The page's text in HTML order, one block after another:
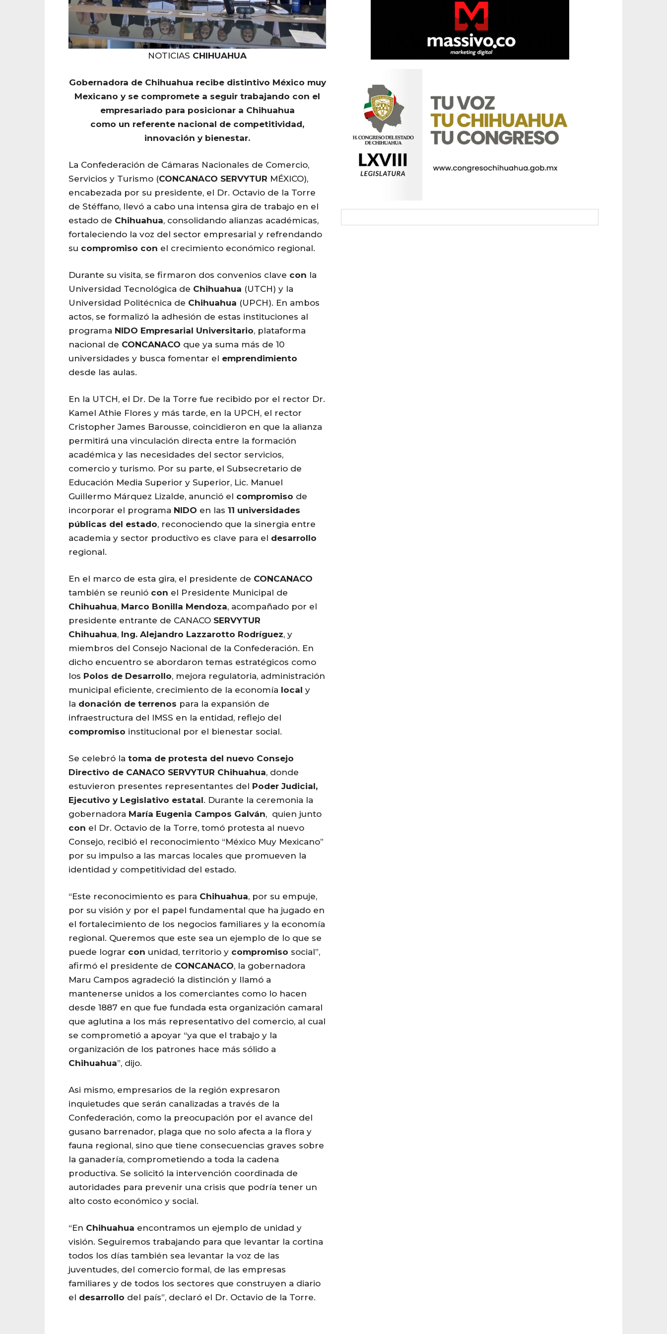
NOTICIAS CHIHUAHUA
Gobernadora de Chihuahua recibe distintivo México muy
Mexicano y se compromete a seguir trabajando con el
empresariado para posicionar a Chihuahua
como un referente nacional de competitividad,
innovación y bienestar.
La Confederación de Cámaras Nacionales de Comercio,
Servicios y Turismo (CONCANACO SERVYTUR MÉXICO),
encabezada por su presidente, el Dr. Octavio de la Torre
de Stéffano, llevó a cabo una intensa gira de trabajo en el
estado de Chihuahua, consolidando alianzas académicas,
fortaleciendo la voz del sector empresarial y refrendando
su compromiso con el crecimiento económico regional.
Durante su visita, se firmaron dos convenios clave con la
Universidad Tecnológica de Chihuahua (UTCH) y la
Universidad Politécnica de Chihuahua (UPCH). En ambos
actos, se formalizó la adhesión de estas instituciones al
programa NIDO Empresarial Universitario, plataforma
nacional de CONCANACO que ya suma más de 10
universidades y busca fomentar el emprendimiento
desde las aulas.
En la UTCH, el Dr. De la Torre fue recibido por el rector Dr.
Kamel Athie Flores y más tarde, en la UPCH, el rector
Cristopher James Barousse, coincidieron en que la alianza
permitirá una vinculación directa entre la formación
académica y las necesidades del sector servicios,
comercio y turismo. Por su parte, el Subsecretario de
Educación Media Superior y Superior, Lic. Manuel
Guillermo Márquez Lizalde, anunció el compromiso de
incorporar el programa NIDO en las 11 universidades
públicas del estado, reconociendo que la sinergia entre
academia y sector productivo es clave para el desarrollo
regional.
En el marco de esta gira, el presidente de CONCANACO
también se reunió con el Presidente Municipal de
Chihuahua, Marco Bonilla Mendoza, acompañado por el
presidente entrante de CANACO SERVYTUR
Chihuahua, Ing. Alejandro Lazzarotto Rodríguez, y
miembros del Consejo Nacional de la Confederación. En
dicho encuentro se abordaron temas estratégicos como
los Polos de Desarrollo, mejora regulatoria, administración
municipal eficiente, crecimiento de la economía local y
la donación de terrenos para la expansión de
infraestructura del IMSS en la entidad, reflejo del
compromiso institucional por el bienestar social.
Se celebró la toma de protesta del nuevo Consejo
Directivo de CANACO SERVYTUR Chihuahua, donde
estuvieron presentes representantes del Poder Judicial,
Ejecutivo y Legislativo estatal. Durante la ceremonia la
gobernadora María Eugenia Campos Galván, quien junto
con el Dr. Octavio de la Torre, tomó protesta al nuevo
Consejo, recibió el reconocimiento “México Muy Mexicano”
por su impulso a las marcas locales que promueven la
identidad y competitividad del estado.
“Este reconocimiento es para Chihuahua, por su empuje,
por su visión y por el papel fundamental que ha jugado en
el fortalecimiento de los negocios familiares y la economía
regional. Queremos que este sea un ejemplo de lo que se
puede lograr con unidad, territorio y compromiso social”,
afirmó el presidente de CONCANACO, la gobernadora
Maru Campos agradeció la distinción y llamó a
mantenerse unidos a los comerciantes como lo hacen
desde 1887 en que fue fundada esta organización camaral
que aglutina a los más representativo del comercio, al cual
se comprometió a apoyar “ya que el trabajo y la
organización de los patrones hace más sólido a
Chihuahua”, dijo.
Asi mismo, empresarios de la región expresaron
inquietudes que serán canalizadas a través de la
Confederación, como la preocupación por el avance del
gusano barrenador, plaga que no solo afecta a la flora y
fauna regional, sino que tiene consecuencias graves sobre
la ganadería, comprometiendo a toda la cadena
productiva. Se solicitó la intervención coordinada de
autoridades para prevenir una crisis que podría tener un
alto costo económico y social.
“En Chihuahua encontramos un ejemplo de unidad y
visión. Seguiremos trabajando para que levantar la cortina
todos los días también sea levantar la voz de las
juventudes, del comercio formal, de las empresas
familiares y de todos los sectores que construyen a diario
el desarrollo del país”, declaró el Dr. Octavio de la Torre.